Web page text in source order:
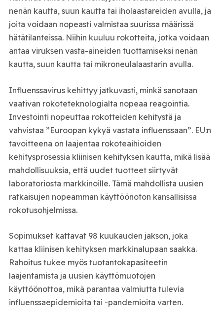
nenän kautta, suun kautta tai iholaastareiden avulla, ja
joita voidaan nopeasti valmistaa suurissa määrissä
hätätilanteissa. Niihin kuuluu rokotteita, jotka voidaan
antaa viruksen vasta-aineiden tuottamiseksi nenän
kautta, suun kautta tai mikroneulalaastarin avulla.
Influenssavirus kehittyy jatkuvasti, minkä sanotaan
vaativan rokoteteknologialta nopeaa reagointia.
Investointi nopeuttaa rokotteiden kehitystä ja
vahvistaa ”Euroopan kykyä vastata influenssaan”. EU:n
tavoitteena on laajentaa rokoteaihioiden
kehitysprosessia kliinisen kehityksen kautta, mikä lisää
mahdollisuuksia, että uudet tuotteet siirtyvät
laboratoriosta markkinoille. Tämä mahdollista uusien
ratkaisujen nopeamman käyttöönoton kansallisissa
rokotusohjelmissa.
Sopimukset kattavat 98 kuukauden jakson, joka
kattaa kliinisen kehityksen markkinalupaan saakka.
Rahoitus tukee myös tuotantokapasiteetin
laajentamista ja uusien käyttömuotojen
käyttöönottoa, mikä parantaa valmiutta tulevia
influenssaepidemioita tai -pandemioita varten.